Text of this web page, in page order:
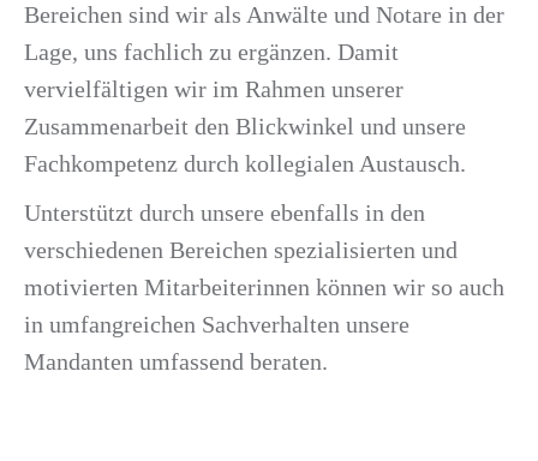
Bereichen sind wir als Anwälte und Notare in der
Lage, uns fachlich zu ergänzen. Damit
vervielfältigen wir im Rahmen unserer
Zusammenarbeit den Blickwinkel und unsere
Fachkompetenz durch kollegialen Austausch.
Unterstützt durch unsere ebenfalls in den
verschiedenen Bereichen spezialisierten und
motivierten Mitarbeiterinnen können wir so auch
in umfangreichen Sachverhalten unsere
Mandanten umfassend beraten.